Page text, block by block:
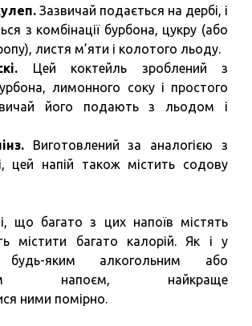
Зазвичай подається на дербі, і
з комбінації бурбона, цукру (або
листя м’яти і колотого льоду.
Цей коктейль зроблений з
лимонного соку і простого
його подають з льодом і
Виготовлений за аналогією з
цей напій також містить содову
що багато з цих напоїв містять
містити багато калорій. Як і у
яким алкогольним або
напоєм, найкраще
ними помірно.